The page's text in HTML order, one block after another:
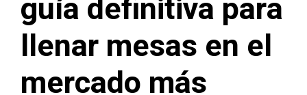
guía definitiva para
llenar mesas en el
mercado más